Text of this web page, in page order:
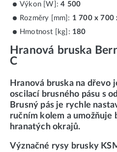
Výkon [W]:4 500
Rozměry [mm]: 1 700 x 700
Hmotnost [kg]: 180
Hranová bruska
C
Hranová bruska na dřevo
oscilací brusného pásu s
Brusný pás je rychle
ručním kolem a umožňuje
hranatých okrajů.
Význačné rysy brusky